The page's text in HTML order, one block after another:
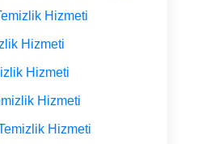
Hizmeti
Hizmeti
Hizmeti
Hizmeti
Hizmeti